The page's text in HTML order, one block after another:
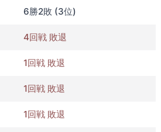
6勝2敗 (3位)
4回戦 敗退
1回戦 敗退
1回戦 敗退
1回戦 敗退